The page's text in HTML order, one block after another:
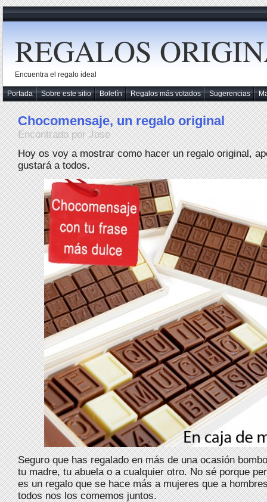
REGALOS
Encuentra el regalo ideal
Portada Sobre este sitio Boletín Regalos más votados Sugerencias
Chocomensaje, un regalo original
Encontrado por Jose
Hoy os voy a mostrar como hacer un regalo original,
gustará a todos.
Seguro que has regalado en más de una ocasión
tu madre, tu abuela o a cualquier otro. No sé porque
es un regalo que se hace más a mujeres que a
todos nos los comemos juntos.